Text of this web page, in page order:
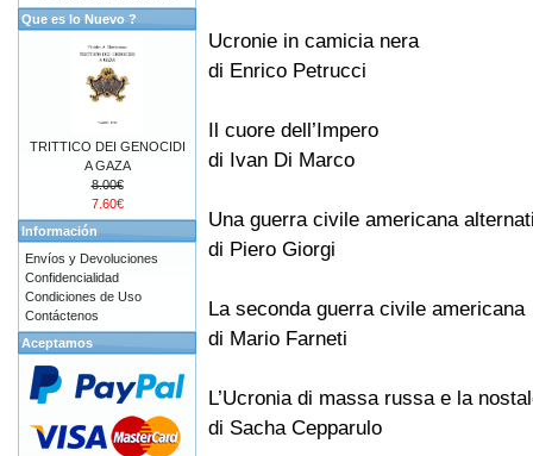
Ucronie in camicia nera
di Enrico Petrucci
Il cuore dell’Impero
di Ivan Di Marco
Una guerra civile americana
di Piero Giorgi
La seconda guerra civile americana
di Mario Farneti
L’Ucronia di massa russa e la
di Sacha Cepparulo
Que es lo Nuevo ?
TRITTICO DEI GENOCIDI
A GAZA
8.00€
7.60€
Información
Envíos y Devoluciones
Confidencialidad
Condiciones de Uso
Contáctenos
Aceptamos